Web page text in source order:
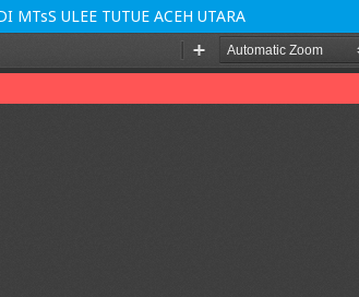
MTsS ULEE TUTUE ACEH UTARA